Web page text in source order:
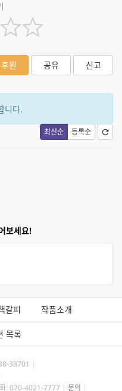
후원 공유 신고
니다.
최신순 등록순
보세요!
갈피 작품소개
목록
33701
: 070-4021-7777 문의